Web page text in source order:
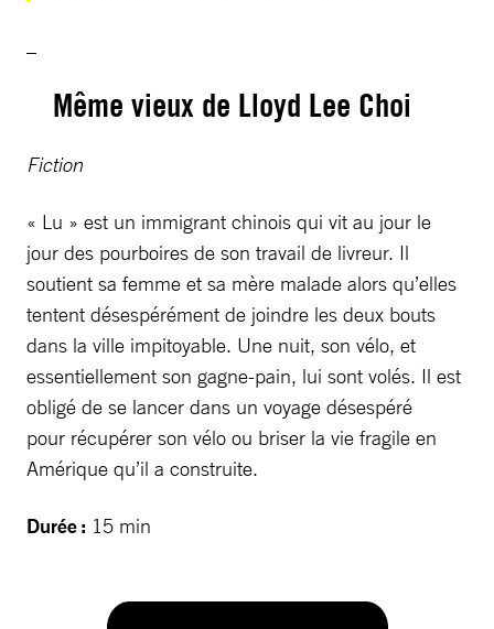
Même vieux de Lloyd Lee Choi
Fiction
« Lu » est un immigrant chinois qui vit au jour le
jour des pourboires de son travail de livreur. Il
soutient sa femme et sa mère malade alors qu’elles
tentent désespérément de joindre les deux bouts
dans la ville impitoyable. Une nuit, son vélo, et
essentiellement son gagne-pain, lui sont volés. Il est
obligé de se lancer dans un voyage désespéré
pour récupérer son vélo ou briser la vie fragile en
Amérique qu’il a construite.
Durée : 15 min